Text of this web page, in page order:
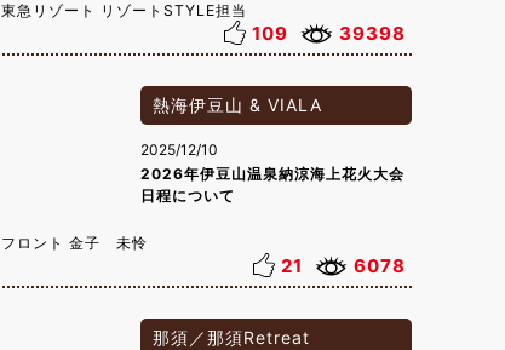
東急リゾート リゾートSTYLE担当
109 39398
熱海伊豆山 & VIALA
2025/12/10
2026年伊豆山温泉納涼海上花火大会
日程について
フロント 金子 未怜
21 6078
那須／那須Retreat